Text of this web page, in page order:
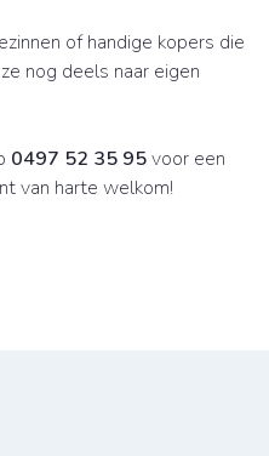
of handige kopers die
nog deels naar eigen
0497 52 35 95voor een
van harte welkom!